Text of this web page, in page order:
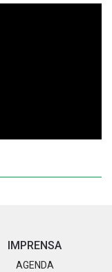
IMPRENSA
AGENDA